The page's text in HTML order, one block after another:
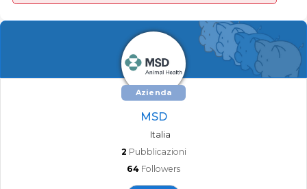
Azienda
MSD
Italia
2 Pubblicazioni
64 Followers